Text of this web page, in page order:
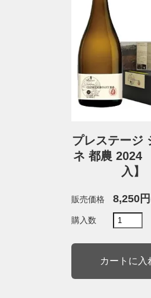
プレステージ
ネ 都農 2024
入】
販売価格 8,250
購入数